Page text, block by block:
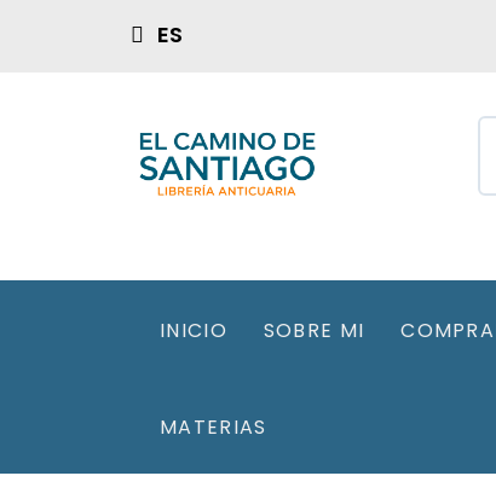
ES
INICIO SOBRE MI
MATERIAS